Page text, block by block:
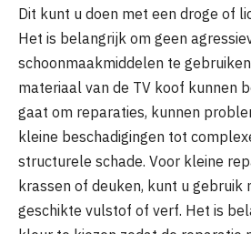
Dit kunt u doen met een droge of
Het is belangrijk om geen
schoonmaakmiddelen te
materiaal van de TV koof kunnen
gaat om reparaties, kunnen
kleine beschadigingen tot
structurele schade. Voor kleine
krassen of deuken, kunt u gebruik
geschikte vulstof of verf. Het is